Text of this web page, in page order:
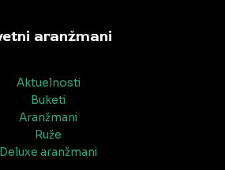
aranžmani
Aktuelnosti
Buketi
Aranžmani
Ruže
Deluxe aranžmani